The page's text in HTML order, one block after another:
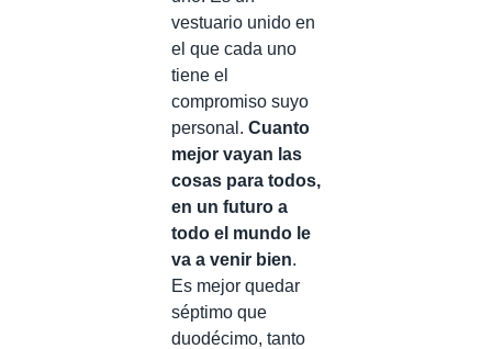
vestuario unido en
el que cada uno
tiene el
compromiso suyo
personal. Cuanto
mejor vayan las
cosas para todos,
en un futuro a
todo el mundo le
va a venir bien.
Es mejor quedar
séptimo que
duodécimo, tanto